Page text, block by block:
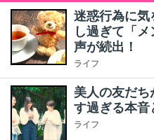
迷惑行為に気
し過ぎて「
声が続出！
ライフ
美人の友だ
す過ぎる本音
ライフ